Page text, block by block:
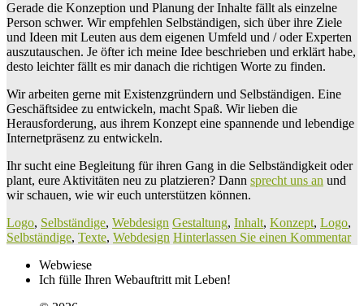
Gerade die Konzeption und Planung der Inhalte fällt als einzelne
Person schwer. Wir empfehlen Selbständigen, sich über ihre Ziele
und Ideen mit Leuten aus dem eigenen Umfeld und / oder Experten
auszutauschen. Je öfter ich meine Idee beschrieben und erklärt habe,
desto leichter fällt es mir danach die richtigen Worte zu finden.
Wir arbeiten gerne mit Existenzgründern und Selbständigen. Eine
Geschäftsidee zu entwickeln, macht Spaß. Wir lieben die
Herausforderung, aus ihrem Konzept eine spannende und lebendige
Internetpräsenz zu entwickeln.
Ihr sucht eine Begleitung für ihren Gang in die Selbständigkeit oder
plant, eure Aktivitäten neu zu platzieren? Dann sprecht uns an und
wir schauen, wie wir euch unterstützen können.
Logo, Selbständige, Webdesign Gestaltung, Inhalt, Konzept, Logo,
Selbständige, Texte, Webdesign Hinterlassen Sie einen Kommentar
Webwiese
Ich fülle Ihren Webauftritt mit Leben!